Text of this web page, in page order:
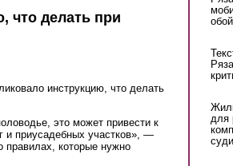
что делать при
инструкцию, что делать
это может привести к
и приусадебных участков», —
которые нужно
для